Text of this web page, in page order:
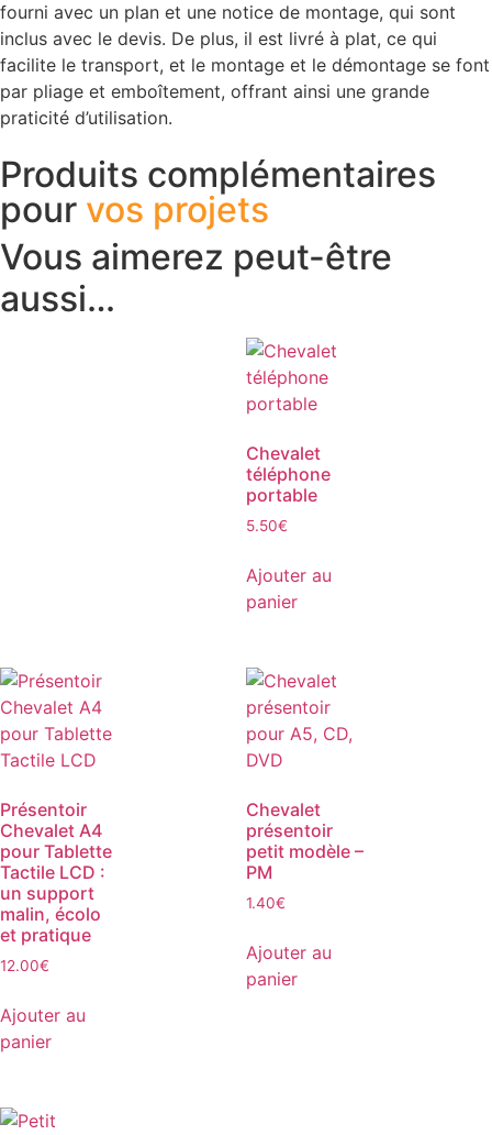
fourni avec un plan et une notice de montage, qui sont
inclus avec le devis. De plus, il est livré à plat, ce qui
facilite le transport, et le montage et le démontage se font
par pliage et emboîtement, offrant ainsi une grande
praticité d’utilisation.
Produits complémentaires
pour vos projets
Vous aimerez peut-être
aussi…
Chevalet
téléphone
portable
5.50€
Ajouter au
panier
Présentoir
Chevalet A4
pour Tablette
Tactile LCD :
un support
malin, écolo
et pratique
12.00€
Ajouter au
panier
Chevalet
présentoir
petit modèle –
PM
1.40€
Ajouter au
panier